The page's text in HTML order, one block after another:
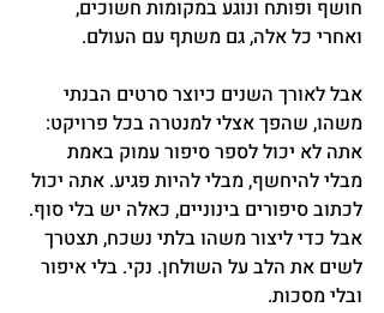
חושף ופותח ונוגע במקומות חשוכים,
ואחרי כל אלה, גם משתף עם העולם.
אבל לאורך השנים כיוצר סרטים הבנתי
משהו, שהפך אצלי למנטרה בכל פרויקט:
אתה לא יכול לספר סיפור עמוק באמת
מבלי להיחשף, מבלי להיות פגיע. אתה יכול
לכתוב סיפורים בינוניים, כאלה יש בלי סוף.
אבל כדי ליצור משהו בלתי נשכח, תצטרך
לשים את הלב על השולחן. נקי. בלי איפור
ובלי מסכות.